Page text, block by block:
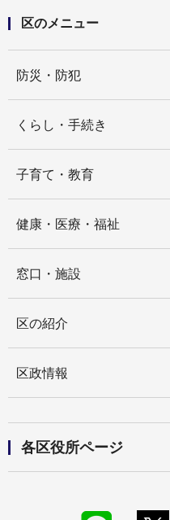
区のメニュー
防災・防犯
くらし・手続き
子育て・教育
健康・医療・福祉
窓口・施設
区の紹介
区政情報
各区役所ページ